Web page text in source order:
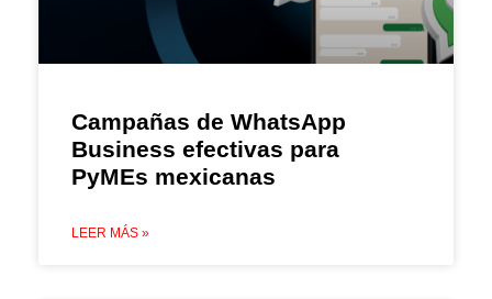
Campañas de WhatsApp
Business efectivas para
PyMEs mexicanas
LEER MÁS »